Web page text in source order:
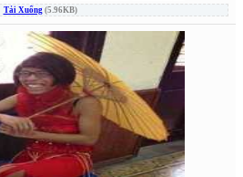
Tải Xuống(5.96KB)